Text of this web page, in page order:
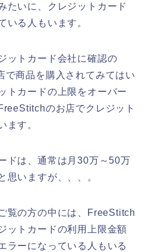
たいに、クレジットカード
いる人もいます。
ットカード会社に確認の
で商品を購入されてみてはい
トカードの上限をオーバー
のお店でクレジット
ます。
ドは、通常は月30万～50万
思いますが、、、。
覧の方の中には、FreeStitch
ットカードの利用上限金額
ラーになっている人もいる